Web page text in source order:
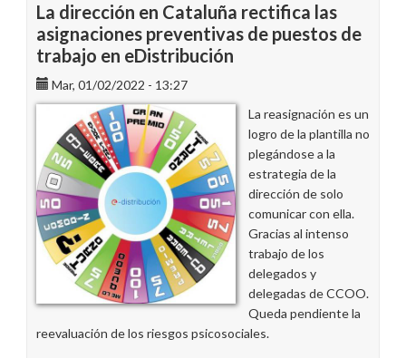
La dirección en Cataluña rectifica las
asignaciones preventivas de puestos de
trabajo en eDistribución
Mar, 01/02/2022 - 13:27
La reasignación es un
logro de la plantilla no
plegándose a la
estrategia de la
dirección de solo
comunicar con ella.
Gracias al intenso
trabajo de los
delegados y
delegadas de CCOO.
Queda pendiente la
reevaluación de los riesgos psicosociales.